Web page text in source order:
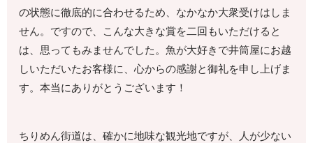
の状態に徹底的に合わせるため、なかなか大衆受けはしま
せん。ですので、こんな大きな賞を二回もいただけると
は、思ってもみませんでした。魚が大好きで井筒屋にお越
しいただいたお客様に、心からの感謝と御礼を申し上げま
す。本当にありがとうございます！
ちりめん街道は、確かに地味な観光地ですが、人が少ない